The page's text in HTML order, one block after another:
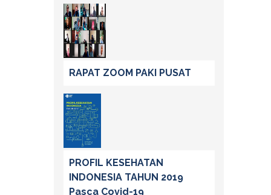
RAPAT ZOOM PAKI PUSAT
PROFIL KESEHATAN
INDONESIA TAHUN 2019
Pasca Covid-19